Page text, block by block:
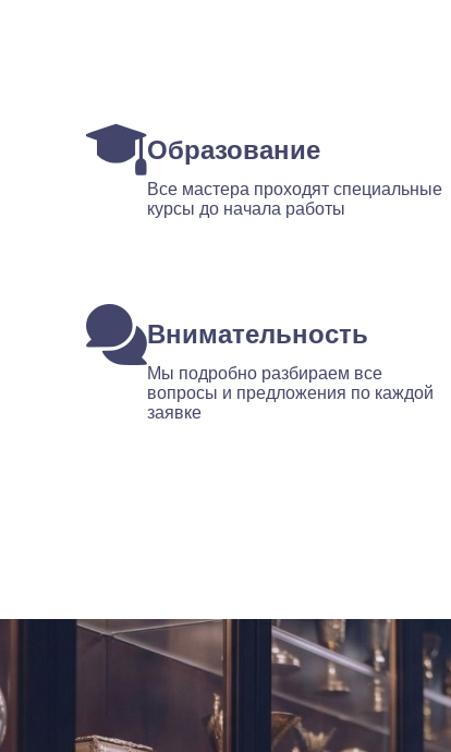
Образование
Все мастера проходят специальные
курсы до начала работы
Внимательность
Мы подробно разбираем все
вопросы и предложения по каждой
заявке